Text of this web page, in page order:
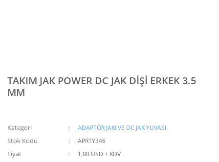
TAKIM JAK POWER DC JAK DİŞİ ERKEK 3.5
MM
Kategori ADAPTÖR JAKI VE DC JAK YUVASI
Stok Kodu APRTY346
Fiyat
1,00 USD + KDV